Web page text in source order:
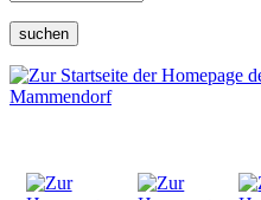
suchen